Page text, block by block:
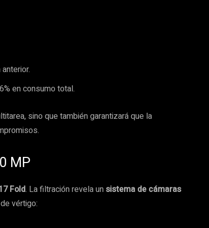
en consumo total.
sino que también garantizará que la
MP
Fold. La filtración revela unsistema de cámaras
vértigo: